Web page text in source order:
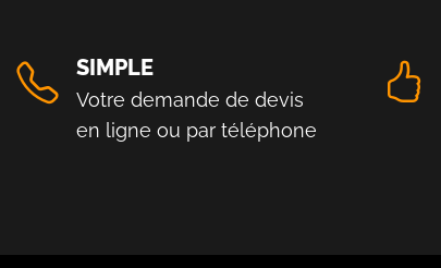
SIMPLE
Votre demande de devis
en ligne ou par téléphone